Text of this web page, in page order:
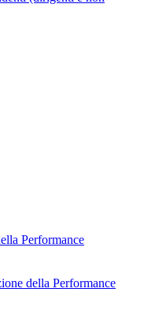
Performance
della Performance